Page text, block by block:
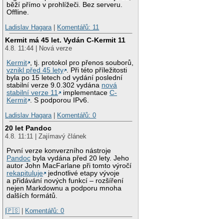
běží přímo v prohlížeči. Bez serveru.
Offline.
Ladislav Hagara | Komentářů: 11
Kermit má 45 let. Vydán C-Kermit 11
4.8. 11:44 | Nová verze
Kermit , tj. protokol pro přenos souborů,
vznikl před 45 lety . Při této příležitosti
byla po 15 letech od vydání poslední
stabilní verze 9.0.302 vydána nová
stabilní verze 11
implementaceC-
Kermit . S podporou IPv6.
Ladislav Hagara | Komentářů: 0
20 let Pandoc
4.8. 11:11 | Zajímavý článek
První verze konverzního nástroje
Pandoc byla vydána před 20 lety. Jeho
autor John MacFarlane při tomto výročí
rekapituluje
jednotlivé etapy vývoje
a přidávání nových funkcí – rozšíření
nejen Markdownu a podporu mnoha
dalších formátů.
|🇵🇸 | Komentářů: 0